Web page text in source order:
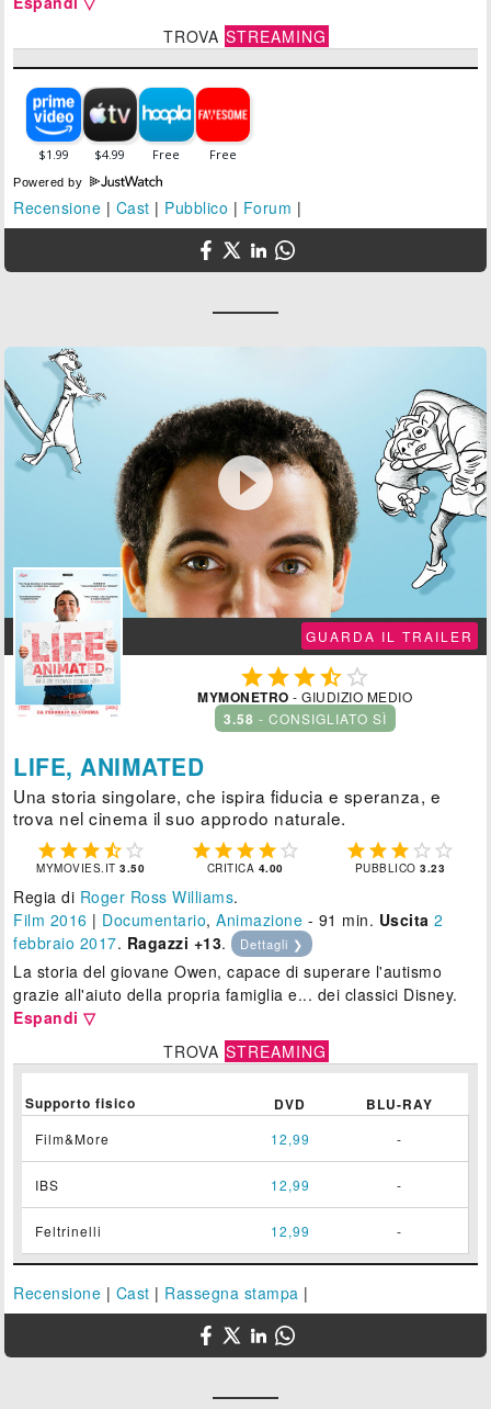
TROVA STREAMING
Powered by
Recensione | Cast | Pubblico | Forum |

GUARDA IL TRAILER
 
MYMONETRO - GIUDIZIO MEDIO
3.58 - CONSIGLIATO SÌ
LIFE, ANIMATED
Una storia singolare, che ispira fiducia e speranza, e
trova nel cinema il suo approdo naturale.
    
MYMOVIES.IT3.50
    
CRITICA 4.00
    
PUBBLICO3.23
Regia di Roger Ross Williams.
Film 2016 | Documentario,Animazione - 91 min. Uscita 2
febbraio 2017. Ragazzi +13. Dettagli ❯
La storia del giovane Owen, capace di superare l'autismo
grazie all'aiuto della propria famiglia e... dei classici Disney.
Espandi ▽
TROVA STREAMING
Supporto fisico DVD BLU-RAY
Film&More 12,99 -
IBS 12,99 -
Feltrinelli 12,99 -
Recensione | Cast | Rassegna stampa |